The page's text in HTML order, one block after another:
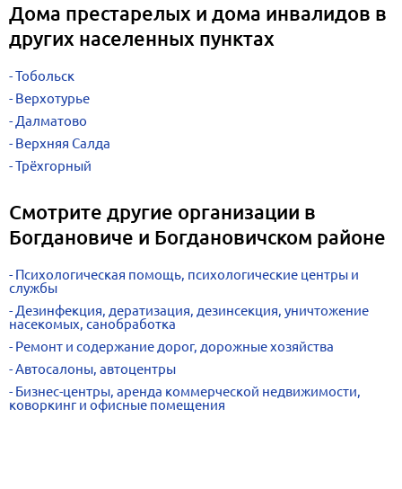
Дома престарелых и дома инвалидов в
других населенных пунктах
Тобольск
Верхотурье
Далматово
Верхняя Салда
Трёхгорный
Смотрите другие организации в
Богдановиче и Богдановичском районе
Психологическая помощь, психологические центры и
службы
Дезинфекция, дератизация, дезинсекция, уничтожение
насекомых, санобработка
Ремонт и содержание дорог, дорожные хозяйства
Автосалоны, автоцентры
Бизнес-центры, аренда коммерческой недвижимости,
коворкинг и офисные помещения